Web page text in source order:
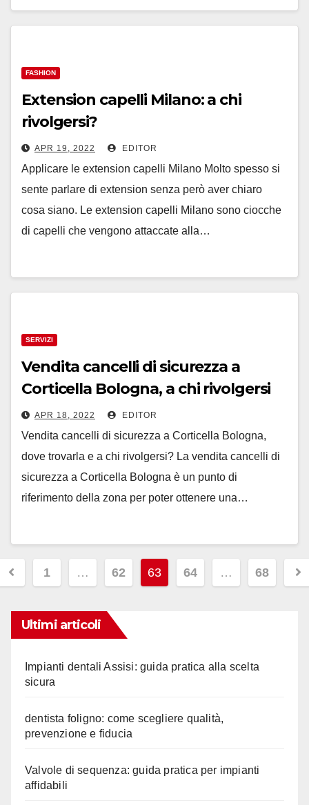
FASHION
Extension capelli Milano: a chi
rivolgersi?
APR 19, 2022 EDITOR
Applicare le extension capelli Milano Molto spesso si
sente parlare di extension senza però aver chiaro
cosa siano. Le extension capelli Milano sono ciocche
di capelli che vengono attaccate alla…
SERVIZI
Vendita cancelli di sicurezza a
Corticella Bologna, a chi rivolgersi
APR 18, 2022 EDITOR
Vendita cancelli di sicurezza a Corticella Bologna,
dove trovarla e a chi rivolgersi? La vendita cancelli di
sicurezza a Corticella Bologna è un punto di
riferimento della zona per poter ottenere una…
1 … 62 63 64 … 68
Ultimi articoli
Impianti dentali Assisi: guida pratica alla scelta
sicura
dentista foligno: come scegliere qualità,
prevenzione e fiducia
Valvole di sequenza: guida pratica per impianti
affidabili